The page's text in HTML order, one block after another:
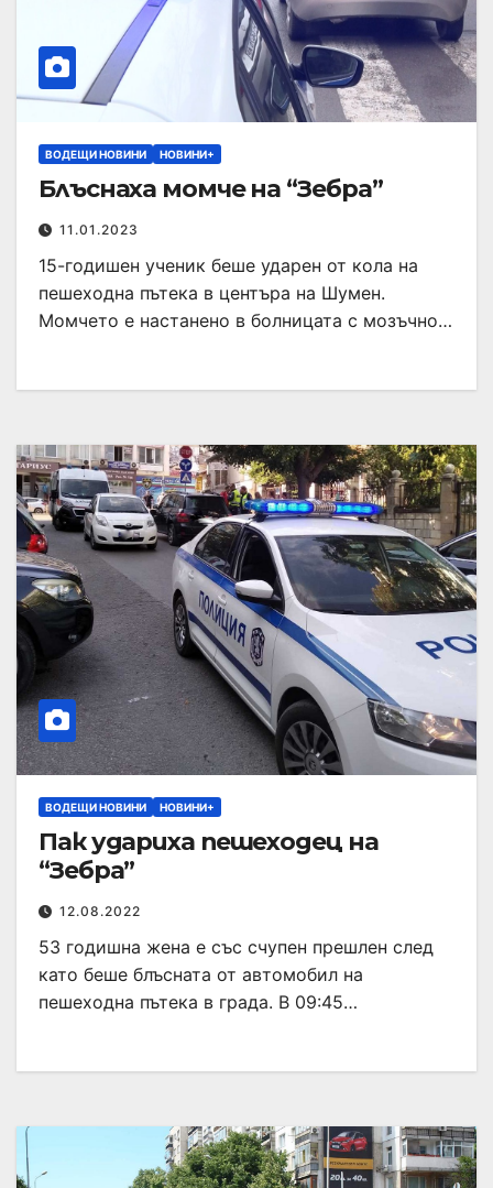
ВОДЕЩИ НОВИНИ НОВИНИ+
Блъснаха момче на “Зебра”
11.01.2023
15-годишен ученик беше ударен от кола на
пешеходна пътека в центъра на Шумен.
Момчето е настанено в болницата с мозъчно…
ВОДЕЩИ НОВИНИ НОВИНИ+
Пак удариха пешеходец на
“Зебра”
12.08.2022
53 годишна жена е със счупен прешлен след
като беше блъсната от автомобил на
пешеходна пътека в града. В 09:45…